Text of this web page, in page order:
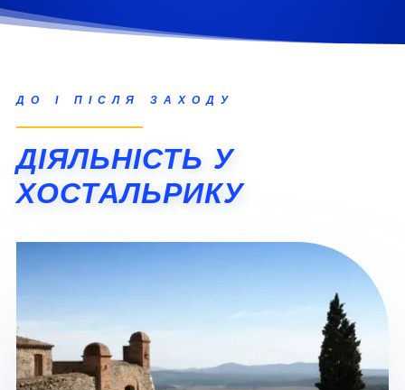
ДО І ПІСЛЯ ЗАХОДУ
ДІЯЛЬНІСТЬ У
ХОСТАЛЬРИКУ